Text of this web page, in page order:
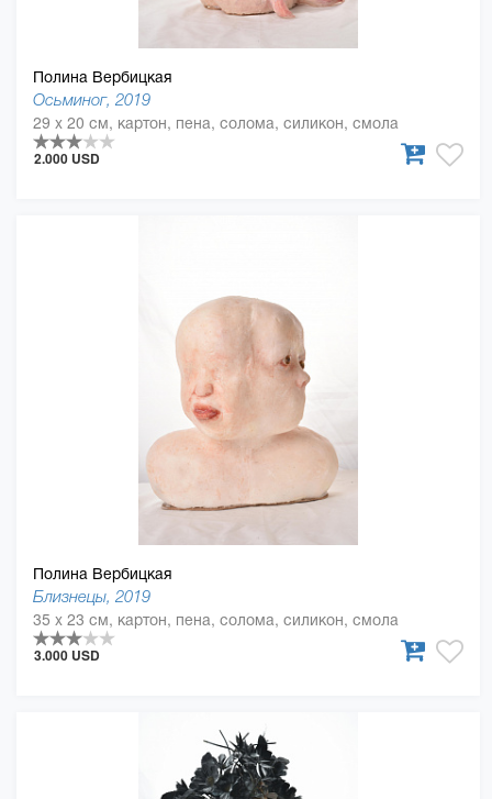
Полина Вербицкая
Осьминог, 2019
29 x 20 см, картон, пена, солома, силикон, смола
2.000 USD
Полина Вербицкая
Близнецы, 2019
35 x 23 см, картон, пена, солома, силикон, смола
3.000 USD